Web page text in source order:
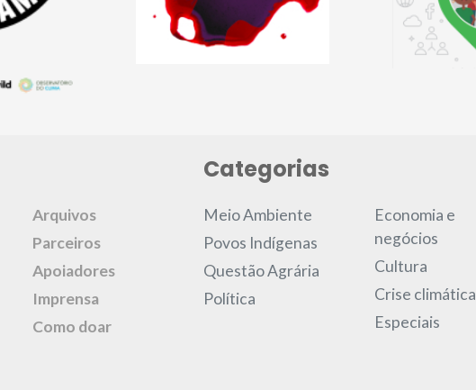
Arquivos
Parceiros
Apoiadores
Imprensa
Como doar
Categorias
Meio Ambiente
Povos Indígenas
Questão Agrária
Política
Economia e
negócios
Cultura
Crise climática
Especiais